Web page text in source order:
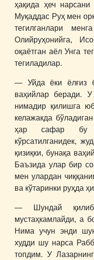
ҳақида ҳеч нарсани
Муқаддас Руҳ мен
тегилганлари
Олийруҳонийга,
оқаётган аёл Унга
тегиладилар.
― Уйда ёки ёлғиз
ваҳийлар беради.
нимадир қилишга
келажакда
ҳар сафар бу
кўрсатилганидек,
қизиқки, бунақа
Баъзида улар бир
мен улардан
ва кўтаринки руҳда
― Шундай
мустаҳкамлайди, а
Нима учун энди
худди шу нарса
топдим. У